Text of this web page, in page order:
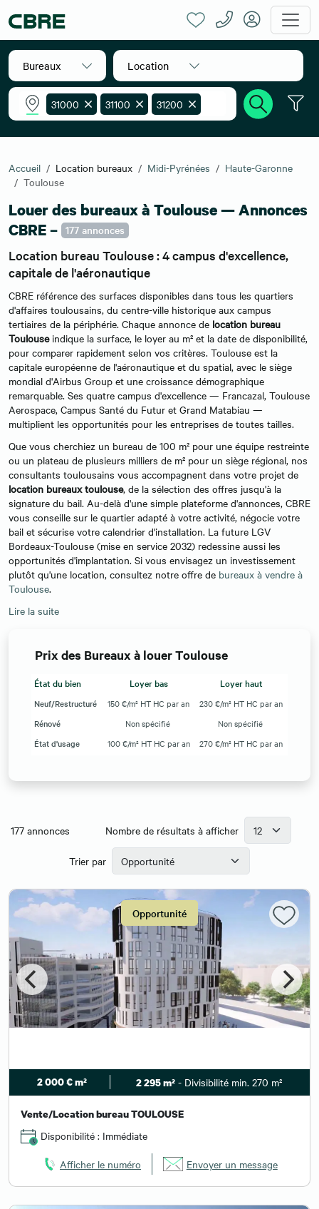
Bureaux Location
31000 31100
31200
Accueil Location bureaux Midi-Pyrénées
Haute-Garonne
Toulouse
Louer des bureaux à Toulouse — Annonces
CBRE – 177 annonces
Location bureau Toulouse : 4 campus d'excellence,
capitale de l'aéronautique
CBRE référence des surfaces disponibles dans tous les quartiers
d'affaires toulousains, du centre-ville historique aux campus
tertiaires de la périphérie. Chaque annonce de location bureau
Toulouseindique la surface, le loyer au m² et la date de disponibilité,
pour comparer rapidement selon vos critères. Toulouse est la
capitale européenne de l'aéronautique et du spatial, avec le siège
mondial d'Airbus Group et une croissance démographique
remarquable. Ses quatre campus d'excellence — Francazal, Toulouse
Aerospace, Campus Santé du Futur et Grand Matabiau —
multiplient les opportunités pour les entreprises de toutes tailles.
Que vous cherchiez un bureau de 100 m² pour une équipe restreinte
ou un plateau de plusieurs milliers de m² pour un siège régional, nos
consultants toulousains vous accompagnent dans votre projet de
location bureaux toulouse, de la sélection des offres jusqu'à la
signature du bail. Au-delà d'une simple plateforme d'annonces, CBRE
vous conseille sur le quartier adapté à votre activité, négocie votre
bail et sécurise votre calendrier d'installation. La future LGV
Bordeaux-Toulouse (mise en service 2032) redessine aussi les
opportunités d'implantation. Si vous envisagez un investissement
plutôt qu'une location, consultez notre offre de bureaux à vendre à
Toulouse.
Lire la suite
Prix des Bureaux à louer Toulouse
État du bien Loyer bas Loyer haut
Neuf/Restructuré 150 €/m² HT HC par an
230 €/m² HT HC par an
Rénové
Non spécifié
Non spécifié
État d'usage
100 €/m² HT HC par an 270 €/m² HT HC par an
177annonces Nombre de résultats à afficher
Trier par
Opportunité
2 000 € m² 2 295 m²- Divisibilité min. 270 m²
Vente/Location bureau TOULOUSE
Disponibilité : Immédiate
Afficher le numéro Envoyer un message